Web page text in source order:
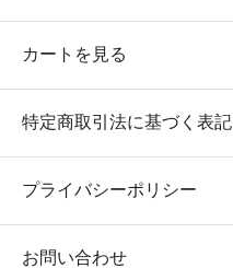
カートを見る
特定商取引法に基づく表記
プライバシーポリシー
お問い合わせ